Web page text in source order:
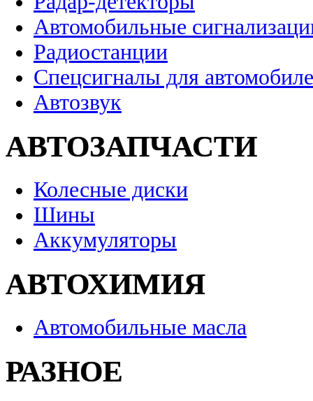
Автомобильные
Радиостанции
Спецсигналы для
Автозвук
АВТОЗАПЧАСТИ
Колесные диски
Шины
Аккумуляторы
АВТОХИМИЯ
Автомобильные масла
РАЗНОЕ